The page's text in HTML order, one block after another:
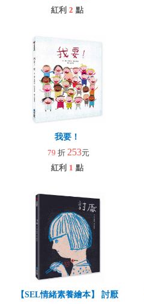
紅利 2 點
我要！
79 折 253元
紅利 1 點
【SEL情緒素養繪本】 討厭